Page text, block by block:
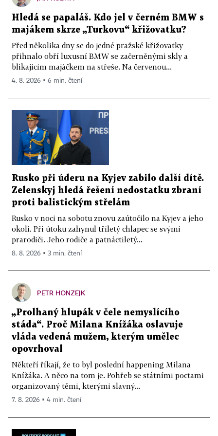
Hledá se papaláš. Kdo jel v černém BMW s
majákem skrze „Turkovu“ křižovatku?
Před několika dny se do jedné pražské křižovatky
přihnalo obří luxusní BMW se začerněnými skly a
blikajícím majáčkem na střeše. Na červenou...
4. 8. 2026 ▪ 6 min. čtení
Rusko při úderu na Kyjev zabilo další dítě.
Zelenskyj hledá řešení nedostatku zbraní
proti balistickým střelám
Rusko v noci na sobotu znovu zaútočilo na Kyjev a jeho
okolí. Při útoku zahynul tříletý chlapec se svými
prarodiči. Jeho rodiče a patnáctiletý...
8. 8. 2026 ▪ 3 min. čtení
PETR HONZEJK
„Prolhaný hlupák v čele nemyslícího
stáda“. Proč Milana Knížáka oslavuje
vláda vedená mužem, kterým umělec
opovrhoval
Někteří říkají, že to byl poslední happening Milana
Knížáka. A něco na tom je. Pohřeb se státními poctami
organizovaný těmi, kterými slavný...
7. 8. 2026 ▪ 4 min. čtení